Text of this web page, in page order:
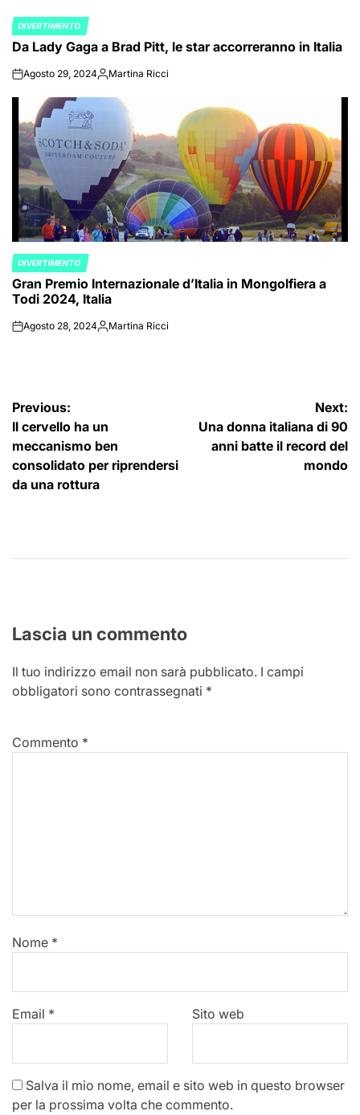
POSTED
IN
DIVERTIMENTO
Da Lady Gaga a Brad Pitt, le star accorreranno in Italia
onAgosto 29, 2024PostedMartina Ricci
POSTED
IN
DIVERTIMENTO
Gran Premio Internazionale d’Italia in Mongolfiera a
Todi 2024, Italia
onAgosto 28, 2024PostedMartina Ricci
Navigazione
articoli
Previous:
Il cervello ha un
meccanismo ben
consolidato per riprendersi
da una rottura
Next:
Una donna italiana di 90
anni batte il record del
mondo
Lascia un commento
Il tuo indirizzo email non sarà pubblicato. I campi
obbligatori sono contrassegnati *
Commento *
Nome *
Email * Sito web
Salva il mio nome, email e sito web in questo browser
per la prossima volta che commento.